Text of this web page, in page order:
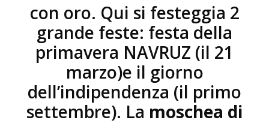
con oro. Qui si festeggia 2
grande feste: festa della
primavera NAVRUZ (il 21
marzo)e il giorno
dell’indipendenza (il primo
settembre). La moschea di